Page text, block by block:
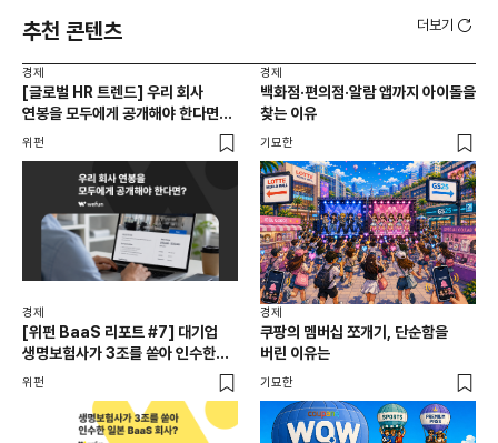
추천 콘텐츠 더보기
경제
[글로벌 HR 트렌드] 우리 회사
연봉을 모두에게 공개해야 한다면? |
급여 투명성 법, 해외 사례, 연봉
위펀
경제
백화점·편의점·알람 앱까지 아이돌을
찾는 이유
기묘한
경제
[위펀 BaaS 리포트 #7] 대기업
생명보험사가 3조를 쏟아 인수한
일본 BaaS 회사의 정체는?
위펀
경제
쿠팡의 멤버십 쪼개기, 단순함을
버린 이유는
기묘한